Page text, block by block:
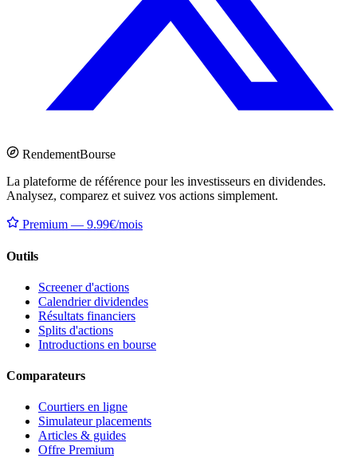
RendementBourse
La plateforme de référence pour les investisseurs en dividendes.
Analysez, comparez et suivez vos actions simplement.
Premium — 9.99€/mois
Outils
Screener d'actions
Calendrier dividendes
Résultats financiers
Splits d'actions
Introductions en bourse
Comparateurs
Courtiers en ligne
Simulateur placements
Articles & guides
Offre Premium